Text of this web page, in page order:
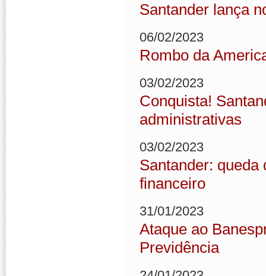
Santander lança
06/02/2023
Rombo da
03/02/2023
Conquista!
administrativas
03/02/2023
Santander: queda
financeiro
31/01/2023
Ataque ao
Previdência